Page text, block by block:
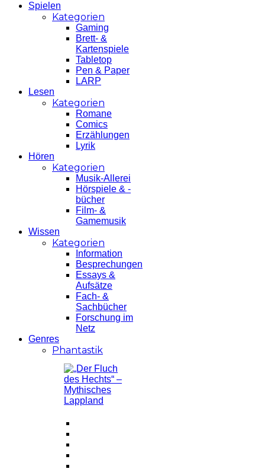
Spielen
Kategorien
Gaming
Brett- &
Kartenspiele
Tabletop
Pen & Paper
LARP
Lesen
Kategorien
Romane
Comics
Erzählungen
Lyrik
Hören
Kategorien
Musik-Allerei
Hörspiele & -
bücher
Film- &
Gamemusik
Wissen
Kategorien
Information
Besprechungen
Essays &
Aufsätze
Fach- &
Sachbücher
Forschung im
Netz
Genres
Phantastik